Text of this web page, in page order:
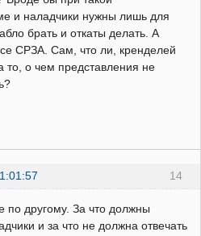
и наладчики нужны лишь для
брать и откаты делать. А
СРЗА. Сам, что ли, кренделей
то, о чем представления не
14
по другому. За что должны
и за что не должна отвечать